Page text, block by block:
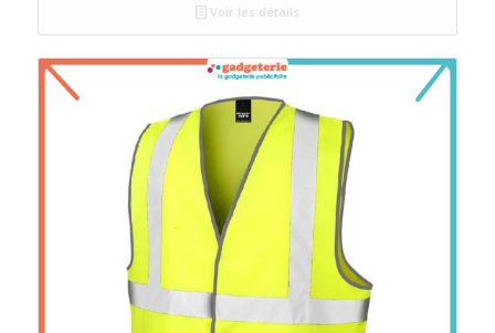
Voir les détails